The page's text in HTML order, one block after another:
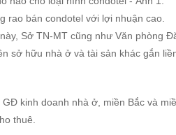
rao bán condotel với lợi nhuận cao.
Sở TN-MT cũng như Văn phòng
sở hữu nhà ở và tài sản khác gắn
kinh doanh nhà ở, miền Bắc và
thuê.